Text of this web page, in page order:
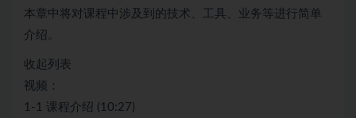
本章中将对课程中涉及到的技术、工具、业务等进行简单
介绍。
收起列表
视频：
1-1 课程介绍 (10:27)